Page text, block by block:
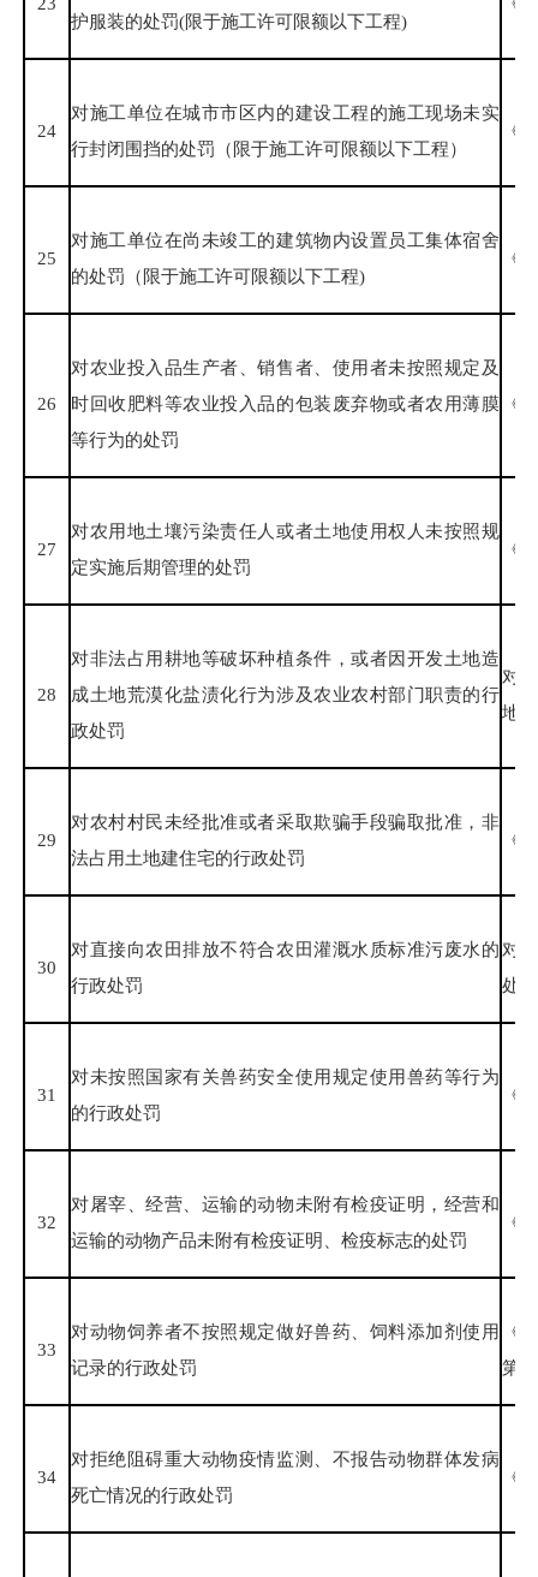
护服装的处罚(限于施工许可限额以下工程)
24
对施工单位在城市市区内的建设工程的施工现场未实
行封闭围挡的处罚（限于施工许可限额以下工程）
《
25
对施工单位在尚未竣工的建筑物内设置员工集体宿舍
的处罚（限于施工许可限额以下工程)
《
26
对农业投入品生产者、销售者、使用者未按照规定及
时回收肥料等农业投入品的包装废弃物或者农用薄膜
等行为的处罚
《
27
对农用地土壤污染责任人或者土地使用权人未按照规
定实施后期管理的处罚
《
28
对非法占用耕地等破坏种植条件，或者因开发土地造
成土地荒漠化盐渍化行为涉及农业农村部门职责的行
政处罚
对
地
29
对农村村民未经批准或者采取欺骗手段骗取批准，非
法占用土地建住宅的行政处罚
《
30
对直接向农田排放不符合农田灌溉水质标准污废水的
行政处罚
对
处罚
31
对未按照国家有关兽药安全使用规定使用兽药等行为
的行政处罚
《
32
对屠宰、经营、运输的动物未附有检疫证明，经营和
运输的动物产品未附有检疫证明、检疫标志的处罚
《
33
对动物饲养者不按照规定做好兽药、饲料添加剂使用
记录的行政处罚
《
第
34
对拒绝阻碍重大动物疫情监测、不报告动物群体发病
死亡情况的行政处罚
《